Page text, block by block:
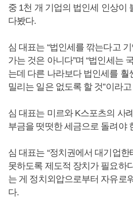
중 1천 개 기업의 법인세 인상이
다봤다.
심 대표는 “법인세를 깎는다고
가는 것은 아니다”며 “법인세는
는데 다른 나라보다 법인세를 훨
밀리는 일은 없도록 할 것”이라
심 대표는 미르와 K스포츠의 사
부금을 떳떳한 세금으로 돌려야
심 대표는 “정치권에서 대기업한
못하도록 제도적 장치가 필요하
는 게 정치외압으로부터 자유로
다.